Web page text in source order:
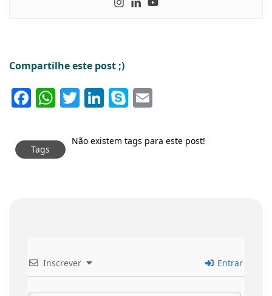
Compartilhe este post ;)
Facebook
WhatsApp
Twitter
LinkedIn
Skype
Tags
Não existem tags para este post!
Inscrever Entrar